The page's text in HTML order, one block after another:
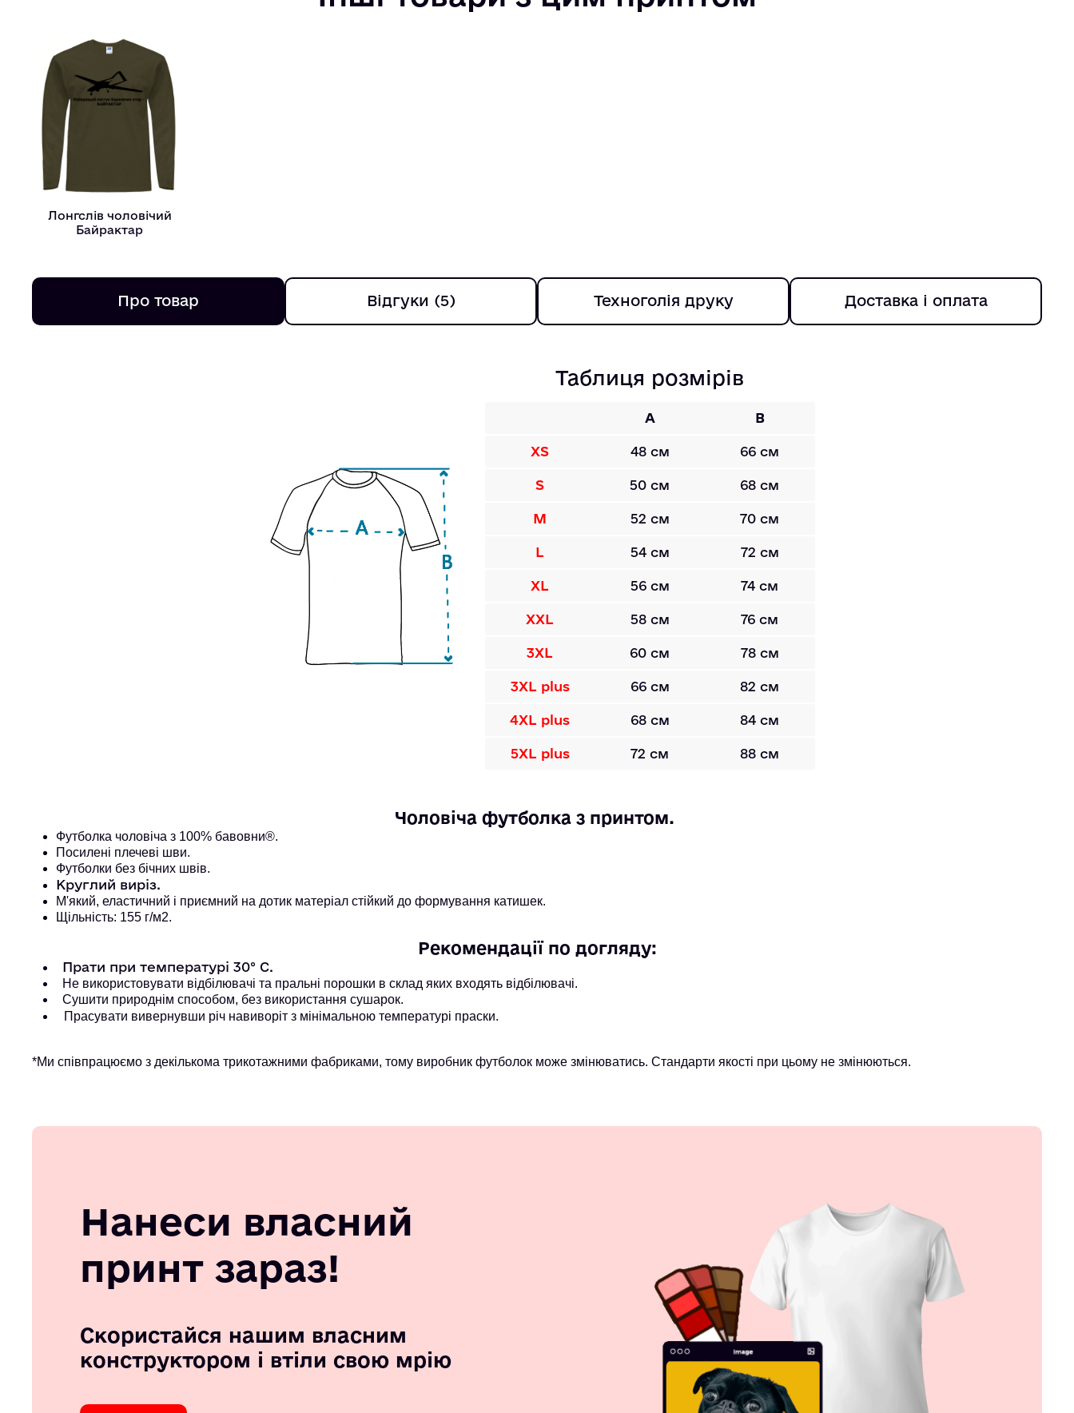
Лонгслів чоловічий
Байрактар
Про товар Відгуки (5) Техноголія друку Доставка і оплата
Таблиця розмірів
A B
XS 48 см 66 см
S 50 см 68 см
M 52 см 70 см
L 54 см 72 см
XL 56 см 74 см
XXL 58 см 76 см
3XL 60 см 78 см
3XL plus 66 см 82 см
4XL plus 68 см 84 см
5XL plus 72 см 88 см
Чоловіча футболка з принтом.
Футболка чоловіча з 100% бавовни®.
Посилені плечеві шви.
Футболки без бічних швів.
Круглий виріз.
М'який, еластичний і приємний на дотик матеріал стійкий до формування катишек.
Щільність: 155 г/м2.
Рекомендації по догляду:
Прати при температурі 30° С.
Не використовувати відбілювачі та пральні порошки в склад яких входять відбілювачі.
Сушити природнім способом, без використання сушарок.
Прасувати вивернувши річ навиворіт з мінімальною температурі праски.
*Ми співпрацюємо з декількома трикотажними фабриками, тому виробник футболок може змінюватись. Стандарти якості при цьому не змінюються.
Нанеси власний
принт зараз!
Скористайся нашим власним
конструктором і втіли свою мрію